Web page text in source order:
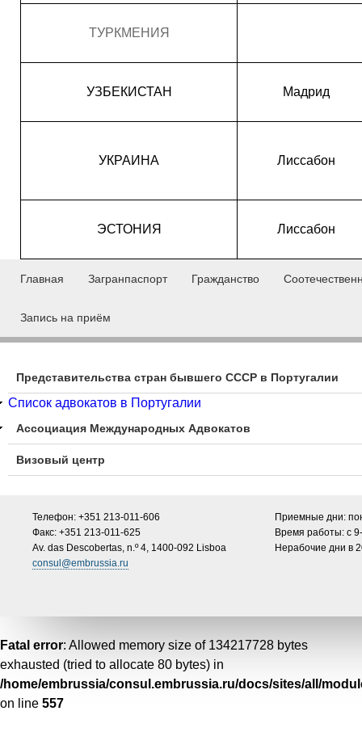
ТУРКМЕНИЯ
УЗБЕКИСТАН Мадрид
УКРАИНА Лиссабон
ЭСТОНИЯ Лиссабон
в
н
о
м
е
Главная Загранпаспорт Гражданство
Запись на приём
Представительства стран бывшего СССР в Португалии
Список адвокатов в Португалии
Ассоциация Международных Адвокатов
Визовый центр
Телефон: +351 213-011-606​
Факс: +351 213-011-625​
Av. das Descobertas, n.º 4, 1400-092 Lisboa​
consul@embrussia.ru
Приемные дни:
Время работы: с
Нерабочие дни в
Fatal error: Allowed memory size of 134217728 bytes
exhausted (tried to allocate 80 bytes) in
/home/embrussia/consul.embrussia.ru/docs/sites/all/
on line 557